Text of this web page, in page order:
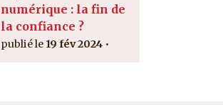
numérique : la fin de
la confiance ?
19 fév 2024